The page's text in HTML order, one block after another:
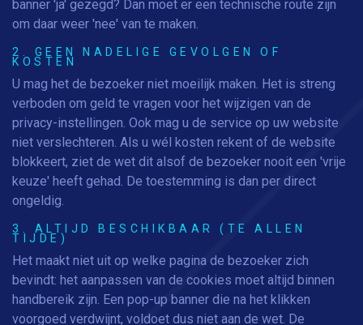
banner 'ja' gezegd? Dan moet er een technische route zijn
om daar weer 'nee' van te maken.
2. GEEN NADELIGE GEVOLGEN OF
KOSTEN
U mag het de bezoeker niet moeilijk maken. Het is streng
verboden om geld te vragen voor het wijzigen van de
privacy-instellingen. Ook mag u de service op uw website
niet verslechteren. Als u wél kosten rekent of de website
blokkeert, ziet de wet dit alsof de bezoeker nooit een 'vrije
keuze' heeft gehad. De toestemming is dan per direct
ongeldig.
3. ALTIJD BESCHIKBAAR (TE ALLEN
TIJDE)
Het maakt niet uit op welke pagina de bezoeker zich
bevindt: het aanpassen van de cookies moet altijd binnen
handbereik zijn. Een pop-up banner die na het klikken
voorgoed verdwijnt, voldoet dus niet aan de wet. De